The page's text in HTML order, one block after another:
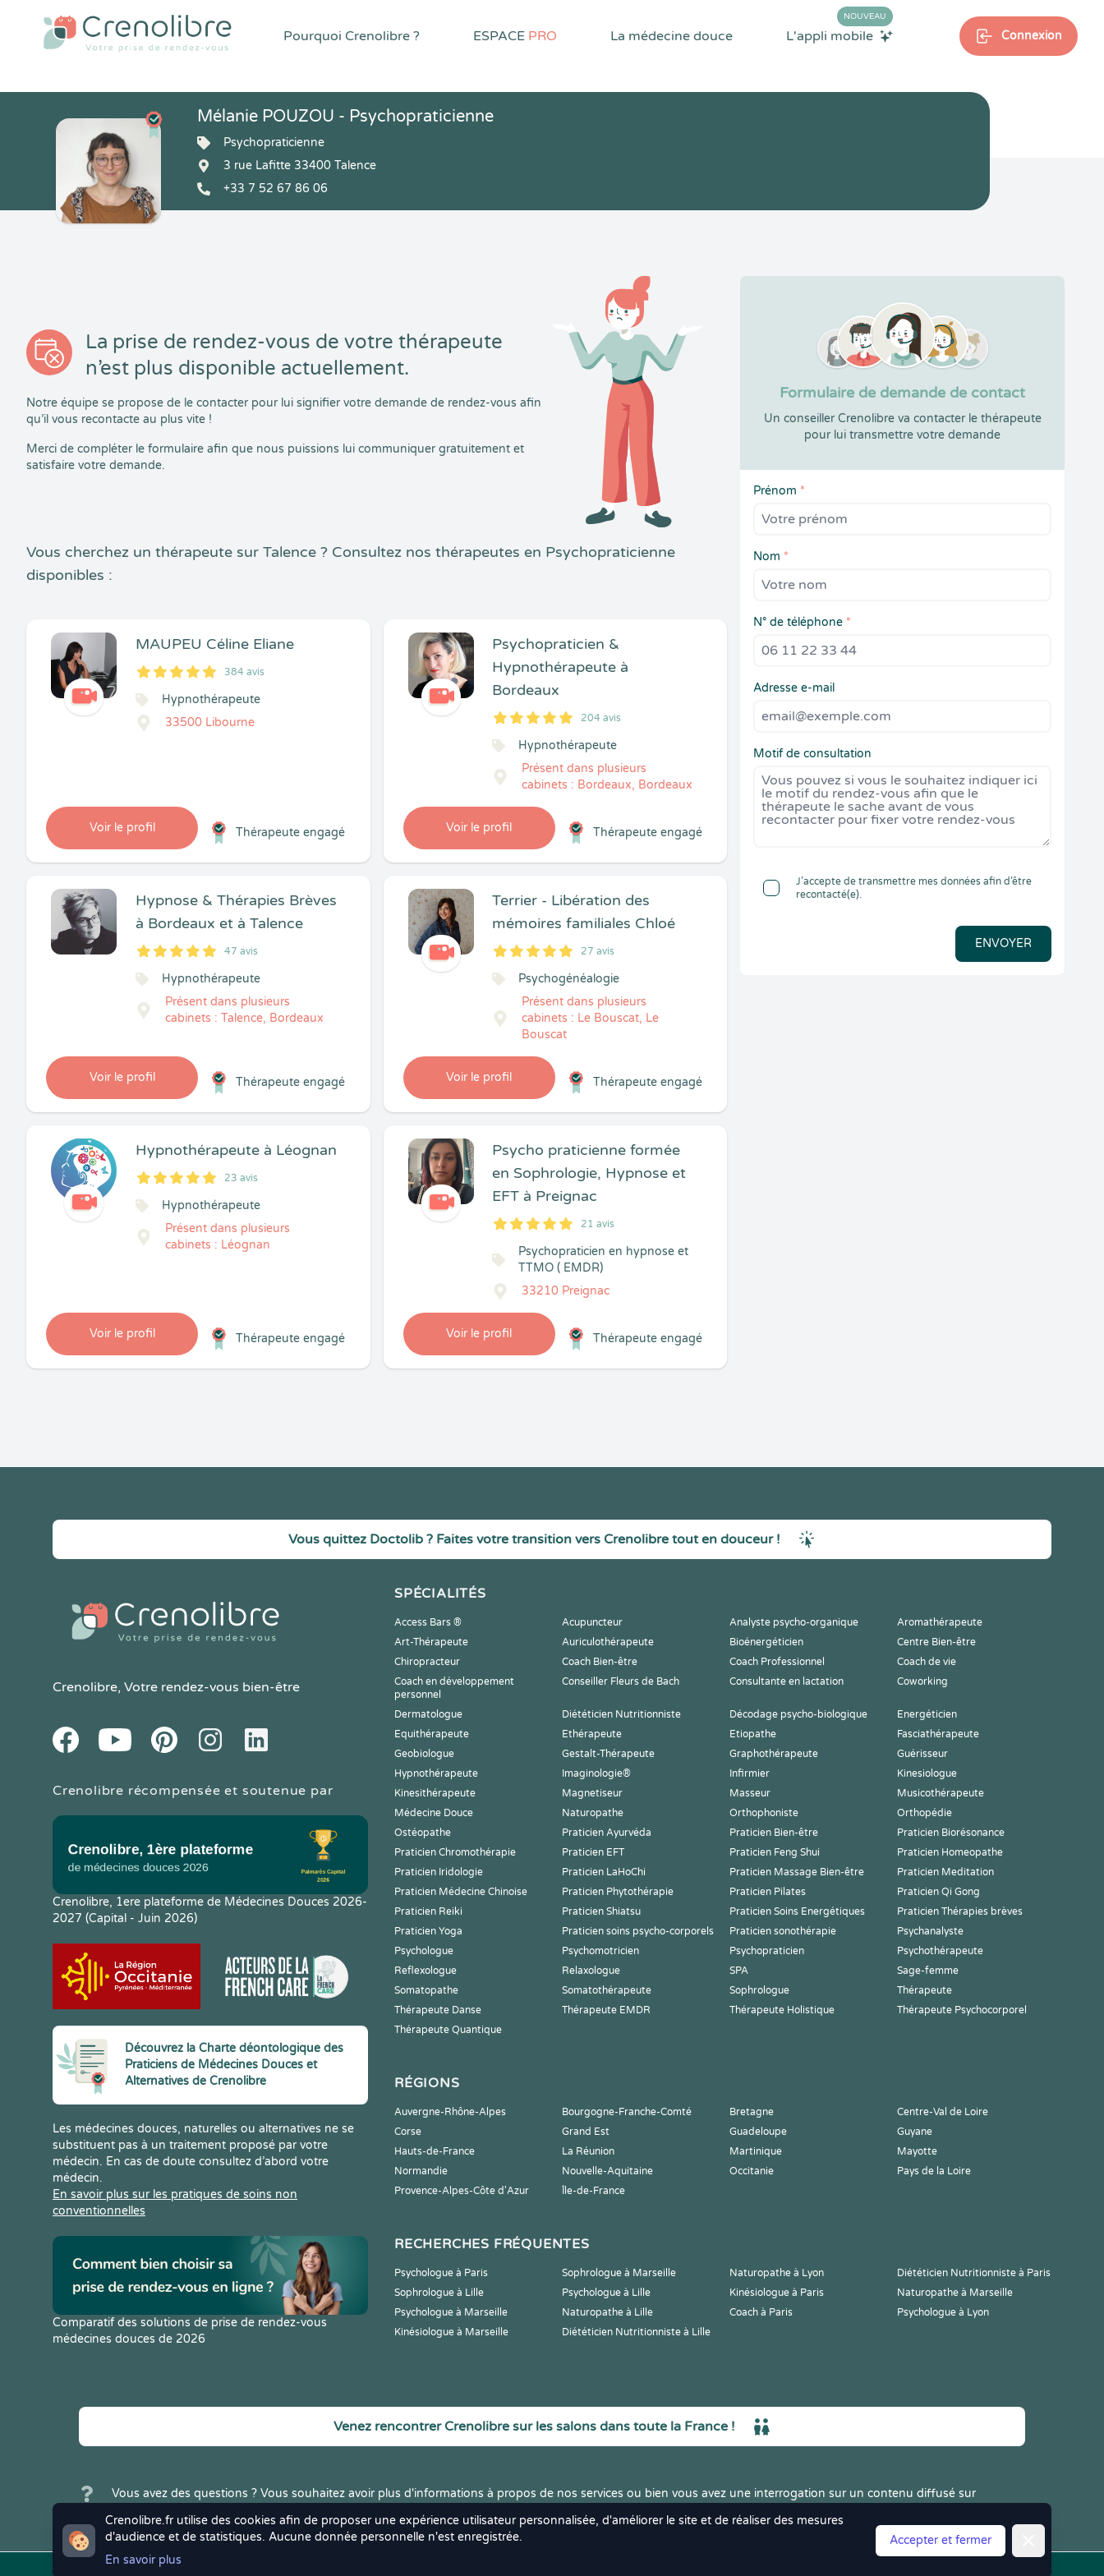
Pourquoi Crenolibre ? ESPACE PRO La médecine douce L'appli mobile
NOUVEAU
Connexion
Mélanie POUZOU - Psychopraticienne
Psychopraticienne
3 rue Lafitte 33400 Talence
+33 7 52 67 86 06
La prise de rendez-vous de votre thérapeute
n’est plus disponible actuellement.
Notre équipe se propose de le contacter pour lui signifier votre demande de rendez-vous afin
qu’il vous recontacte au plus vite !
Merci de compléter le formulaire afin que nous puissions lui communiquer gratuitement et
satisfaire votre demande.
Vous cherchez un thérapeute sur Talence ? Consultez nos thérapeutes en Psychopraticienne
disponibles :
MAUPEU Céline Eliane
5
1
5
384 384 avis
Hypnothérapeute
33500 Libourne
Voir le profil Thérapeute engagé
Psychopraticien &
Hypnothérapeute à
Bordeaux
5
1
5
204 204 avis
Hypnothérapeute
Présent dans plusieurs
cabinets : Bordeaux, Bordeaux
Voir le profil Thérapeute engagé
Hypnose & Thérapies Brèves
à Bordeaux et à Talence
5
1
5
47 47 avis
Hypnothérapeute
Présent dans plusieurs
cabinets : Talence, Bordeaux
Voir le profil Thérapeute engagé
Terrier - Libération des
mémoires familiales Chloé
5
1
5
27 27 avis
Psychogénéalogie
Présent dans plusieurs
cabinets : Le Bouscat, Le
Bouscat
Voir le profil Thérapeute engagé
Hypnothérapeute à Léognan
5
1
5
23 23 avis
Hypnothérapeute
Présent dans plusieurs
cabinets : Léognan
Voir le profil Thérapeute engagé
Psycho praticienne formée
en Sophrologie, Hypnose et
EFT à Preignac
5
1
5
21 21 avis
Psychopraticien en hypnose et
TTMO ( EMDR)
33210 Preignac
Voir le profil Thérapeute engagé
Formulaire de demande de contact
Un conseiller Crenolibre va contacter le thérapeute
pour lui transmettre votre demande
Prénom *
Nom *
N° de téléphone *
Adresse e-mail
Motif de consultation
J’accepte de transmettre mes données afin d’être
recontacté(e).
ENVOYER
Crenolibre.fr utilise des cookies afin de proposer une expérience utilisateur personnalisée, d'améliorer le site et de réaliser des mesures
d'audience et de statistiques. Aucune donnée personnelle n'est enregistrée.
En savoir plus
Accepter et fermer
Vous quittez Doctolib ? Faites votre transition vers Crenolibre tout en douceur !
Crenolibre, Votre rendez-vous bien-être
FacebookYoutube PinteresetInstagramLinkedIn
Crenolibre récompensée et soutenue par
Crenolibre, 1ere plateforme de Médecines Douces 2026-
2027 (Capital - Juin 2026)
Découvrez la Charte déontologique des
Praticiens de Médecines Douces et
Alternatives de Crenolibre
Les médecines douces, naturelles ou alternatives ne se
substituent pas à un traitement proposé par votre
médecin. En cas de doute consultez d’abord votre
médecin.
En savoir plus sur les pratiques de soins non
conventionnelles
Comparatif des solutions de prise de rendez-vous
médecines douces de 2026
SPÉCIALITÉS
Access Bars ® Acupuncteur Analyste psycho-organique
Aromathérapeute
Art-Thérapeute
Auriculothérapeute Bioénergéticien
Centre Bien-être
Chiropracteur
Coach Bien-être Coach Professionnel
Coach de vie
Coach en développement
personnel
Conseiller Fleurs de Bach Consultante en lactation Coworking
Dermatologue Diététicien Nutritionniste Décodage psycho-biologique
Energéticien
Equithérapeute
Ethérapeute Etiopathe
Fasciathérapeute
Geobiologue
Gestalt-Thérapeute Graphothérapeute
Guérisseur
Hypnothérapeute
Imaginologie® Infirmier
Kinesiologue
Kinesithérapeute
Magnetiseur Masseur
Musicothérapeute
Médecine Douce
Naturopathe Orthophoniste
Orthopédie
Ostéopathe
Praticien Ayurvéda Praticien Bien-être
Praticien Biorésonance
Praticien Chromothérapie
Praticien EFT Praticien Feng Shui
Praticien Homeopathe
Praticien Iridologie
Praticien LaHoChi Praticien Massage Bien-être
Praticien Meditation
Praticien Médecine Chinoise
Praticien Phytothérapie Praticien Pilates
Praticien Qi Gong
Praticien Reiki
Praticien Shiatsu Praticien Soins Energétiques
Praticien Thérapies brèves
Praticien Yoga
Praticien soins psycho-corporels Praticien sonothérapie
Psychanalyste
Psychologue
Psychomotricien Psychopraticien
Psychothérapeute
Reflexologue
Relaxologue SPA
Sage-femme
Somatopathe
Somatothérapeute Sophrologue
Thérapeute
Thérapeute Danse
Thérapeute EMDR Thérapeute Holistique
Thérapeute Psychocorporel
Thérapeute Quantique
RÉGIONS
Auvergne-Rhône-Alpes Bourgogne-Franche-Comté Bretagne
Centre-Val de Loire
Corse
Grand Est Guadeloupe
Guyane
Hauts-de-France
La Réunion Martinique
Mayotte
Normandie
Nouvelle-Aquitaine Occitanie
Pays de la Loire
Provence-Alpes-Côte d'Azur
Île-de-France
RECHERCHES FRÉQUENTES
Psychologue à Paris Sophrologue à Marseille Naturopathe à Lyon
Diététicien Nutritionniste à Paris
Sophrologue à Lille
Psychologue à Lille Kinésiologue à Paris
Naturopathe à Marseille
Psychologue à Marseille
Naturopathe à Lille Coach à Paris
Psychologue à Lyon
Kinésiologue à Marseille
Diététicien Nutritionniste à Lille
Venez rencontrer Crenolibre sur les salons dans toute la France !
Vous avez des questions ? Vous souhaitez avoir plus d'informations à propos de nos services ou bien vous avez une interrogation sur un contenu diffusé sur